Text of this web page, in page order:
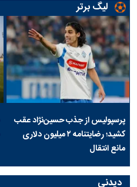
لیگ برتر
پرسپولیس از جذب حسین‌نژاد عقب
کشید؛ رضایتنامه ۲ میلیون دلاری
مانع انتقال
دیدنی